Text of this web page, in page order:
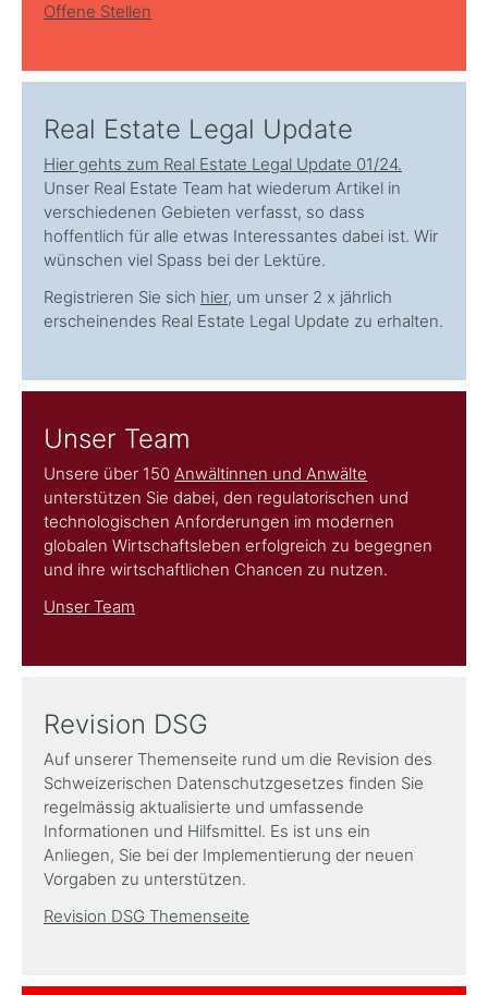
Offene Stellen
Real Estate Legal Update
Hier gehts zum Real Estate Legal Update 01/24.
Unser Real Estate Team hat wiederum Artikel in
verschiedenen Gebieten verfasst, so dass
hoffentlich für alle etwas Interessantes dabei ist. Wir
wünschen viel Spass bei der Lektüre.
Registrieren Sie sich hier, um unser 2 x jährlich
erscheinendes Real Estate Legal Update zu erhalten.
Unser Team
Unsere über 150 Anwältinnen und Anwälte
unterstützen Sie dabei, den regulatorischen und
technologischen Anforderungen im modernen
globalen Wirtschaftsleben erfolgreich zu begegnen
und ihre wirtschaftlichen Chancen zu nutzen.
Unser Team
Revision DSG
Auf unserer Themenseite rund um die Revision des
Schweizerischen Datenschutzgesetzes finden Sie
regelmässig aktualisierte und umfassende
Informationen und Hilfsmittel. Es ist uns ein
Anliegen, Sie bei der Implementierung der neuen
Vorgaben zu unterstützen.
Revision DSG Themenseite